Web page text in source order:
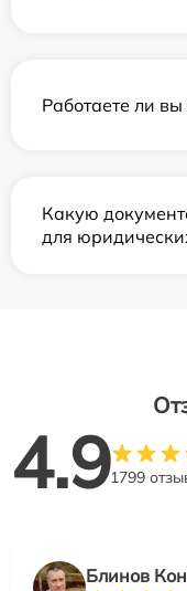
Работаете ли
Какую
для
4.91799
Блинов